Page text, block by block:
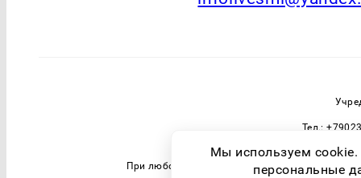
Тел.:
При любом использовании материалов
Мы используем
персональные